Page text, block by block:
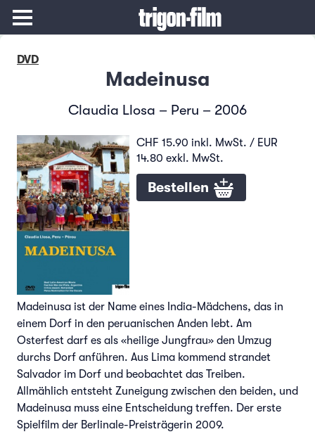
DVD
Madeinusa
Claudia Llosa – Peru – 2006
CHF 15.90 inkl. MwSt. / EUR
14.80 exkl. MwSt.
Bestellen
Madeinusa ist der Name eines India-Mädchens, das in
einem Dorf in den peruanischen Anden lebt. Am
Osterfest darf es als «heilige Jungfrau» den Umzug
durchs Dorf anführen. Aus Lima kommend strandet
Salvador im Dorf und beobachtet das Treiben.
Allmählich entsteht Zuneigung zwischen den beiden, und
Madeinusa muss eine Entscheidung treffen. Der erste
Spielfilm der Berlinale-Preisträgerin 2009.